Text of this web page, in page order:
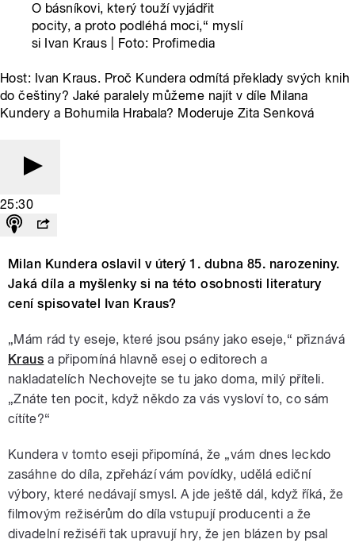
O básníkovi, který touží vyjádřit
pocity, a proto podléhá moci,“ myslí
si Ivan Kraus | Foto: Profimedia
Host: Ivan Kraus. Proč Kundera odmítá překlady svých knih
do češtiny? Jaké paralely můžeme najít v díle Milana
Kundery a Bohumila Hrabala? Moderuje Zita Senková
25:30
Milan Kundera oslavil v úterý 1. dubna 85. narozeniny.
Jaká díla a myšlenky si na této osobnosti literatury
cení spisovatel Ivan Kraus?
„Mám rád ty eseje, které jsou psány jako eseje,“ přiznává
Kraus a připomíná hlavně esej o editorech a
nakladatelích Nechovejte se tu jako doma, milý příteli.
„Znáte ten pocit, když někdo za vás vysloví to, co sám
cítíte?“
Kundera v tomto eseji připomíná, že „vám dnes leckdo
zasáhne do díla, zpřehází vám povídky, udělá ediční
výbory, které nedávají smysl. A jde ještě dál, když říká, že
filmovým režisérům do díla vstupují producenti a že
divadelní režiséři tak upravují hry, že jen blázen by psal